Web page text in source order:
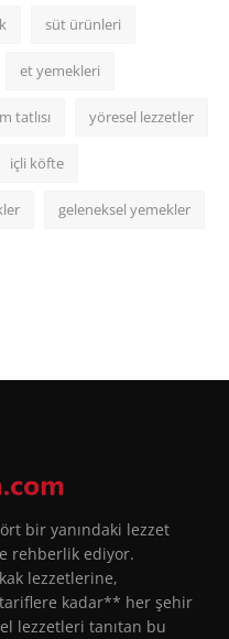
süt ürünleri
et yemekleri
tatlısı yöresel lezzetler
içli köfte
geleneksel yemekler
bir yanındaki lezzet
rehberlik ediyor.
lezzetlerine,
kadar** her şehir
lezzetleri tanıtan bu